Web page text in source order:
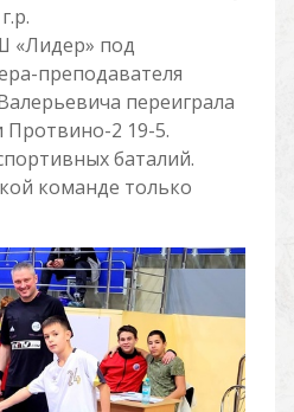
«Лидер» под
преподавателя
переиграла
Протвино-2 19-5.
баталий.
команде только